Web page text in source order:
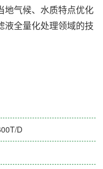
地气候、水质特点优化
液全量化处理领域的技
D